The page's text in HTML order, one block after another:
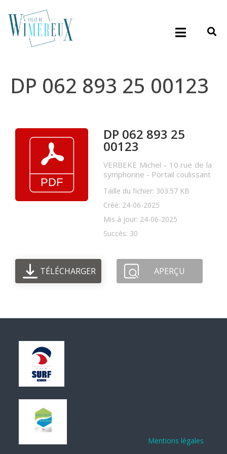
DP 062 893 25 00123
DP 062 893 25
00123
VERBEKE Michel - 10 rue de la
symphorine - Portail coulissant
Taille du fichier: 303.57 KB
Créé: 24-06-2025
Mis à jour: 24-06-2025
Succès: 30
TÉLÉCHARGER APERÇU
Mentions légales